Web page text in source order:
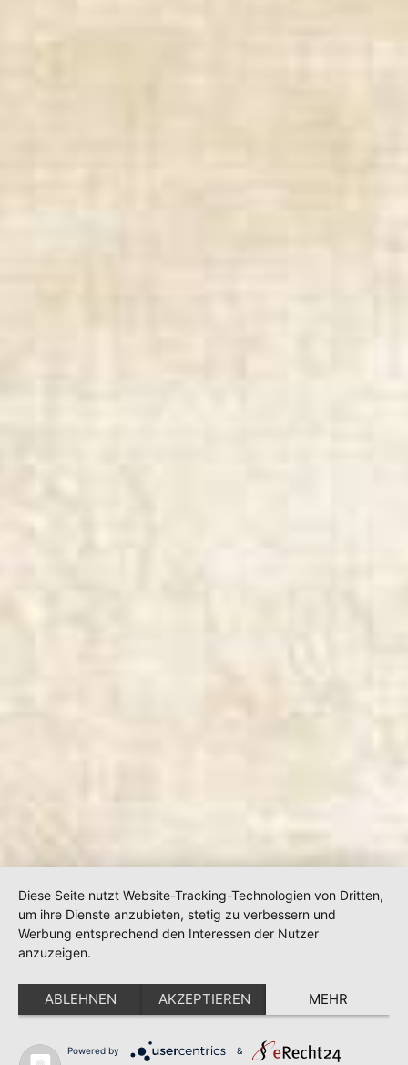
Diese Seite nutzt Website-Tracking-Technologien von Dritten,
um ihre Dienste anzubieten, stetig zu verbessern und
Werbung entsprechend den Interessen der Nutzer
anzuzeigen.
ABLEHNEN AKZEPTIEREN MEHR
Powered by &